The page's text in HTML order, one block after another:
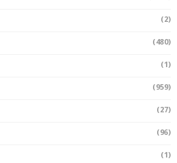
(2)
(480)
(1)
(959)
(27)
(96)
(1)